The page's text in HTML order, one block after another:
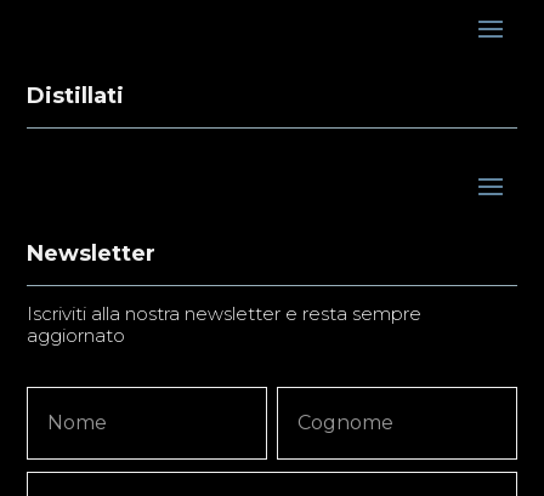
Distillati
Newsletter
Iscriviti alla nostra newsletter e resta sempre
aggiornato
Signup
Copy